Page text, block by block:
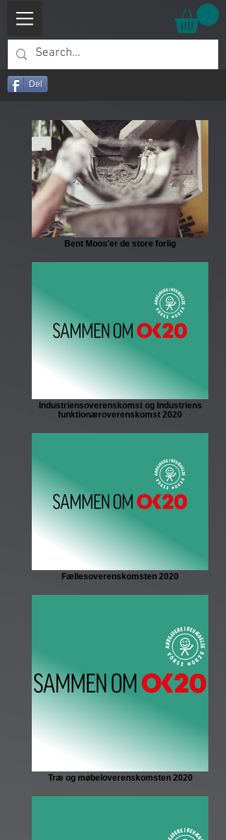
Del
Bent Moos'er de store forlig
Industriensoverenskomst og Industriens
funktionæroverenskomst 2020
Fællesoverenskomsten 2020
Træ og møbeloverenskomsten 2020